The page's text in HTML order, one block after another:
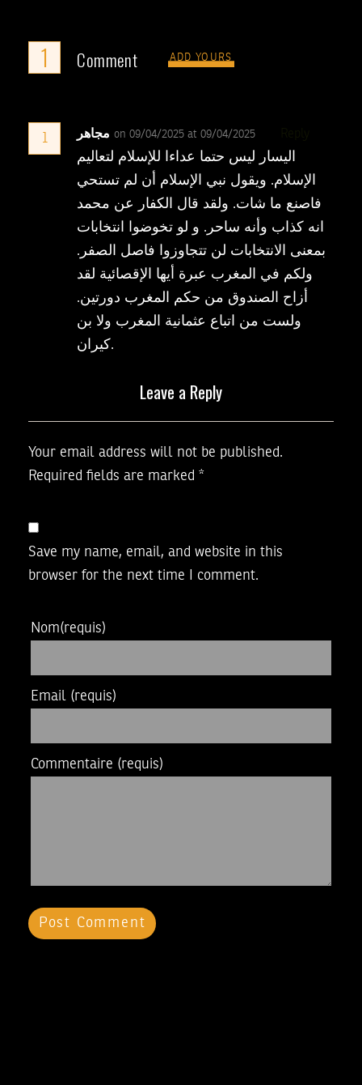
1 Comment ADD YOURS
1 مجاهر on 09/04/2025 at 09/04/2025
اليسار ليس حتما عداءا للإسلام لتعاليم
الإسلام. ويقول نبي الإسلام أن لم تستحي
فاصنع ما شات. ولقد قال الكفار عن محمد
انه كذاب وأنه ساحر. و لو تخوضوا انتخابات
بمعنى الانتخابات لن تتجاوزوا فاصل الصفر.
ولكم في المغرب عبرة أيها الإقصائية لقد
أزاح الصندوق من حكم المغرب دورتين.
ولست من اتباع عثمانية المغرب ولا بن
كيران.
Leave a Reply
Your email address will not be published.
Required fields are marked *
Save my name, email, and website in this
browser for the next time I comment.
Nom(requis)
Email (requis)
Commentaire (requis)